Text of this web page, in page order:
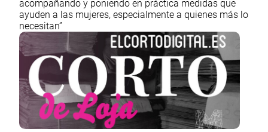
acompañando y poniendo en práctica medidas que
ayuden a las mujeres, especialmente a quienes más lo
necesitan”